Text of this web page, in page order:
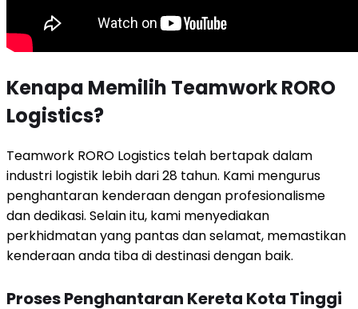
Kenapa Memilih Teamwork RORO
Logistics?
Teamwork RORO Logistics telah bertapak dalam
industri logistik lebih dari 28 tahun. Kami mengurus
penghantaran kenderaan dengan profesionalisme
dan dedikasi. Selain itu, kami menyediakan
perkhidmatan yang pantas dan selamat, memastikan
kenderaan anda tiba di destinasi dengan baik.
Proses Penghantaran Kereta Kota Tinggi